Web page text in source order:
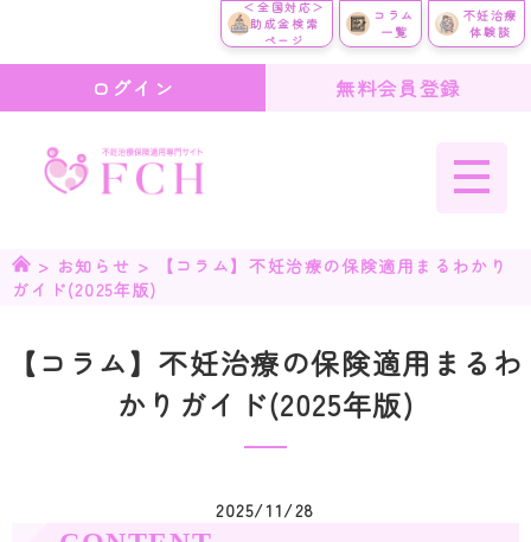
＜全国対応＞
助成金検索
ページ
コラム
一覧
不妊治療
体験談
ログイン 無料会員登録
> お知らせ >
【コラム】不妊治療の保険適用まるわかり
ガイド(2025年版)
【コラム】不妊治療の保険適用まるわ
かりガイド(2025年版)
2025/11/28